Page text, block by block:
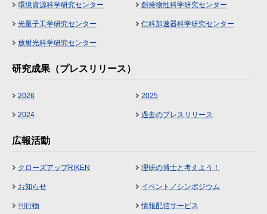
環境資源科学研究センター 創発物性科学研究センター
光量子工学研究センター 仁科加速器科学研究センター
放射光科学研究センター
研究成果（プレスリリース）
2026 2025
2024 過去のプレスリリース
広報活動
クローズアップRIKEN 理研の博士と考えよう！
お知らせ イベント／シンポジウム
刊行物 情報配信サービス